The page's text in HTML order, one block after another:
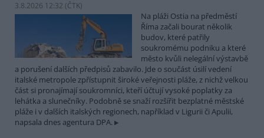
3.8.2026 12:32 (ČTK)
Na pláži Ostia na předměstí
Říma začali bourat několik
budov, které patřily
soukromému podniku a které
město kvůli nelegální výstavbě
a porušení dalších předpisů zabavilo. Jde o součást úsilí vedení
italské metropole zpřístupnit široké veřejnosti pláže, z nichž velkou
část si pronajímají soukromníci, kteří účtují vysoké poplatky za
lehátka a slunečníky. Podobně se snaží rozšířit bezplatné městské
pláže i v dalších italských regionech, například v Ligurii či Apulii,
napsala dnes agentura DPA.